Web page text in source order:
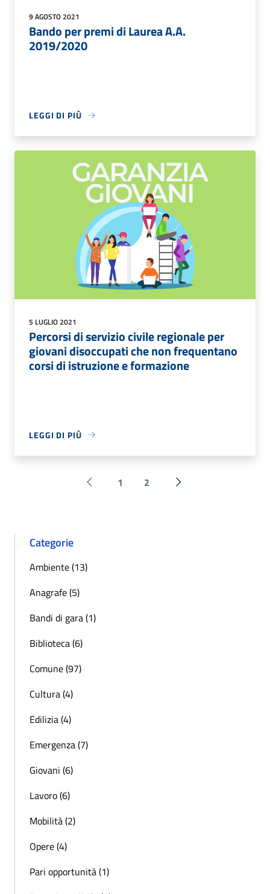
9 AGOSTO 2021
Bando per premi di Laurea A.A.
2019/2020
LEGGI DI PIÙ
5 LUGLIO 2021
Percorsi di servizio civile regionale per
giovani disoccupati che non frequentano
corsi di istruzione e formazione
LEGGI DI PIÙ
Pagina precedente
1 2 Successiva »
Categorie
Ambiente (13)
Anagrafe (5)
Bandi di gara (1)
Biblioteca (6)
Comune (97)
Cultura (4)
Edilizia (4)
Emergenza (7)
Giovani (6)
Lavoro (6)
Mobilità (2)
Opere (4)
Pari opportunità (1)